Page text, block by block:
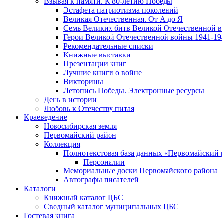
Эcтафета патриотизма поколений
Великая Отечественная. От А до Я
Семь Великих битв Великой Отечественной
Герои Великой Отечественной войны 1941-
Рекомендательные списки
Книжные выставки
Презентации книг
Лучшие книги о войне
Викторины
Летопись Победы. Электронные ресурсы
День в истории
Любовь к Отечеству питая
Краеведение
Новосибирская земля
Первомайский район
Коллекция
Полнотекстовая база данных «Первомайский
Персоналии
Мемориальные доски Первомайского района
Автографы писателей
Каталоги
Книжный каталог ЦБС
Сводный каталог муниципальных ЦБС
Гостевая книга